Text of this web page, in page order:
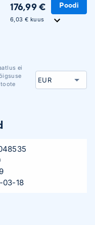
176,99 €
6,03 € kuus
Poodi
ei
03-18